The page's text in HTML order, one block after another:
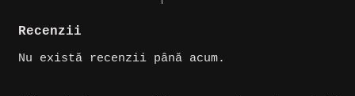
Recenzii
Nu există recenzii până acum.